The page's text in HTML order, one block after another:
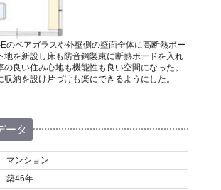
のペアガラスや外壁側の壁面全体に高断熱ボー
地を新設し床も防音鋼製束に断熱ボードを入れ
良い住み心地も機能性も良い空間になった。
納を設け片づけも楽にできるようにした。
ータ
マンション
築46年